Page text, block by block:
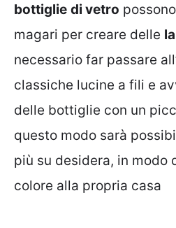
bottiglie di vetro
magari per creare delle
necessario far passare
classiche lucine a fili e
delle bottiglie con un
questo modo sarà
più su desidera, in modo
colore alla propria casa